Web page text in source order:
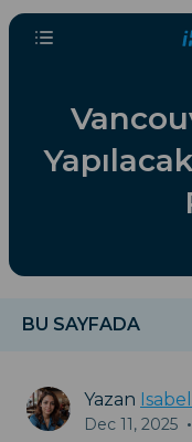
BU SAYFADA
Yazan
Dec 11, 2025 •